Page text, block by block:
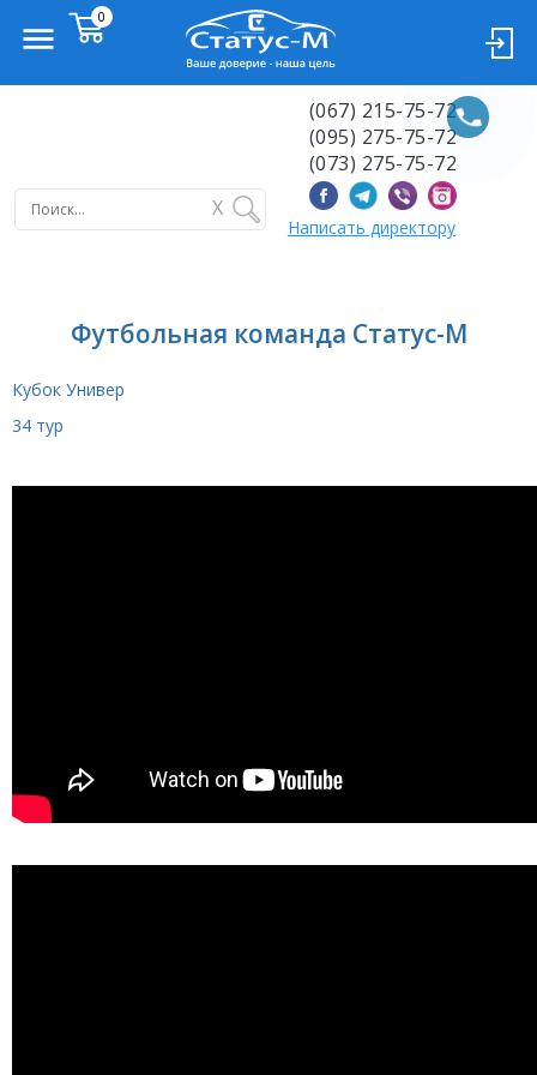
X
(067) 215-75-72
(095) 275-75-72
(073) 275-75-72
Написать директору
Футбольная команда Статус-М
Кубок Универ
34 тур